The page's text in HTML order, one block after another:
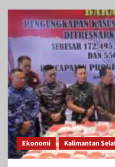
Ekonomi Kalimantan